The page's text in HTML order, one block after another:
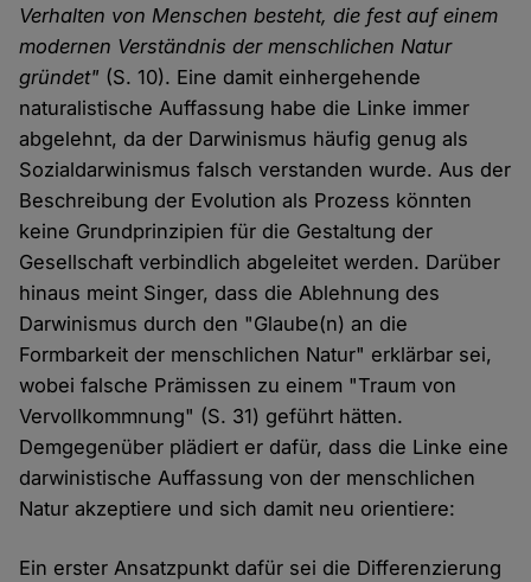
Verhalten von Menschen besteht, die fest auf einem
modernen Verständnis der menschlichen Natur
gründet" (S. 10). Eine damit einhergehende
naturalistische Auffassung habe die Linke immer
abgelehnt, da der Darwinismus häufig genug als
Sozialdarwinismus falsch verstanden wurde. Aus der
Beschreibung der Evolution als Prozess könnten
keine Grundprinzipien für die Gestaltung der
Gesellschaft verbindlich abgeleitet werden. Darüber
hinaus meint Singer, dass die Ablehnung des
Darwinismus durch den "Glaube(n) an die
Formbarkeit der menschlichen Natur" erklärbar sei,
wobei falsche Prämissen zu einem "Traum von
Vervollkommnung" (S. 31) geführt hätten.
Demgegenüber plädiert er dafür, dass die Linke eine
darwinistische Auffassung von der menschlichen
Natur akzeptiere und sich damit neu orientiere:
Ein erster Ansatzpunkt dafür sei die Differenzierung